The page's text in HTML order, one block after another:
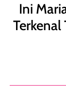
Ini
Terkenal